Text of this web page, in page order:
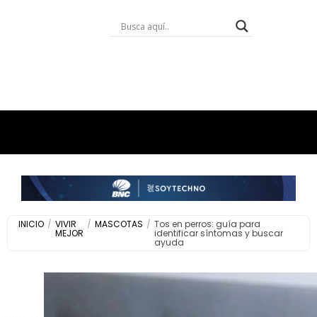
INICIO / VIVIR
MEJOR
/ MASCOTAS / Tos en perros: guía para
identificar síntomas y buscar
ayuda